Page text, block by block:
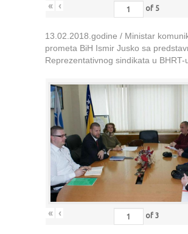
« ‹ of 5
13.02.2018.godine / Ministar
prometa BiH Ismir Jusko sa
Reprezentativnog sindikata u BHRT-
« ‹ of 3